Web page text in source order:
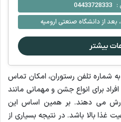
:
04433728333
بعد از دانشگاه صنعتی ارومیه
بیشتر
شماره تلفن رستوران، امکان تماس
برای انواع جشن و مهمانی مانند
می دهند. بر همین اساس این
بالا باشد. در نتیجه بسیاری از